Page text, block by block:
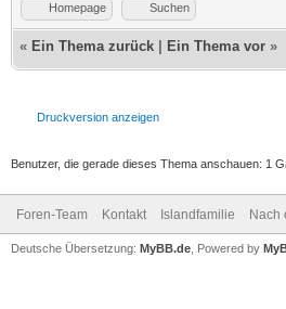
Homepage Suchen
« Ein Thema zurück Ein Thema vor »
Druckversion anzeigen
Benutzer, die gerade dieses Thema anschauen: 1
Foren-Team Kontakt Islandfamilie Nach
Deutsche Übersetzung: MyBB.de , Powered by